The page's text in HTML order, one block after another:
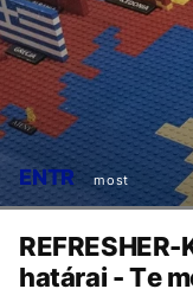
ENTR most
határai - Te